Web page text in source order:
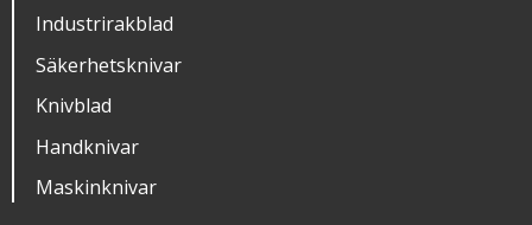
Industrirakblad
Säkerhetsknivar
Knivblad
Handknivar
Maskinknivar